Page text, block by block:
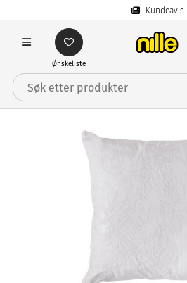
Kundeavis
Ønskeliste